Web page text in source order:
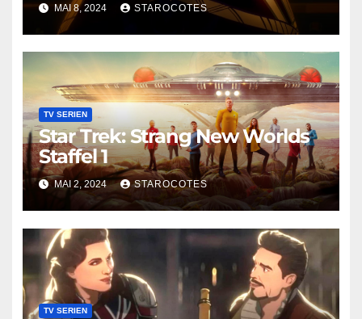
MAI 8, 2024 STAROCOTES
TV SERIEN
Star Trek: Strang New Worlds
Staffel 1
MAI 2, 2024 STAROCOTES
TV SERIEN